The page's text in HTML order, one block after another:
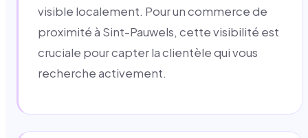
visible localement. Pour un commerce de
proximité à Sint-Pauwels, cette visibilité est
cruciale pour capter la clientèle qui vous
recherche activement.